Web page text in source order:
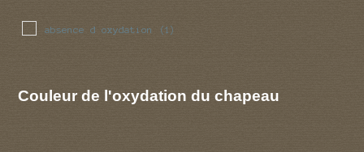
absence d oxydation (1)
Couleur de l'oxydation du chapeau